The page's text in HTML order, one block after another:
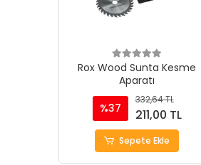
Rox Wood Sunta Kesme
Aparatı
%37
332,64 TL
211,00 TL
Sepete Ekle